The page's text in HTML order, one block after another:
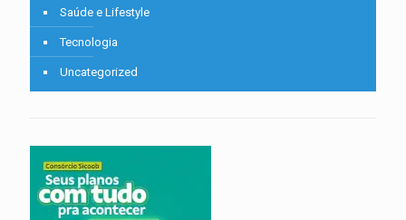
Saúde e Lifestyle
Tecnologia
Uncategorized